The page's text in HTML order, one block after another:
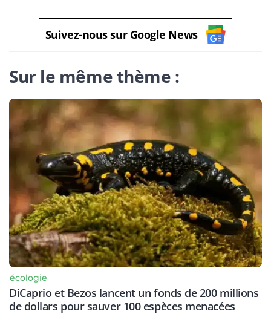
Suivez-nous sur Google News
Sur le même thème :
écologie
DiCaprio et Bezos lancent un fonds de 200 millions
de dollars pour sauver 100 espèces menacées